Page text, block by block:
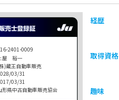
2401-0009
屋 裕一
)蔵王自動車販売
03/31
03/31
形県中古自動車販売協会
経歴
取得資格
趣味